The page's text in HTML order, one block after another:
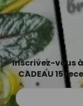
Inscrivez-vous
CADEAU 15